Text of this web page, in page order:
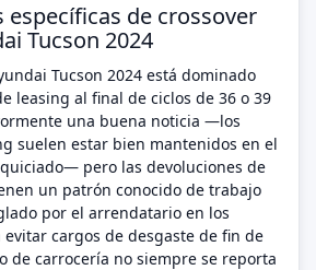
específicas de crossover
Tucson 2024
Tucson 2024 está dominado
leasing al final de ciclos de 36 o 39
una buena noticia —los
suelen estar bien mantenidos en el
pero las devoluciones de
un patrón conocido de trabajo
por el arrendatario en los
evitar cargos de desgaste de fin de
de carrocería no siempre se reporta